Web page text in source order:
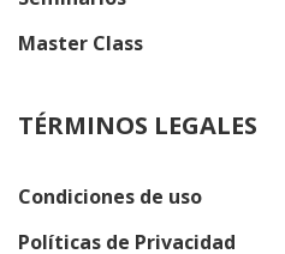
Master Class
TÉRMINOS LEGALES
Condiciones de uso
Políticas de Privacidad